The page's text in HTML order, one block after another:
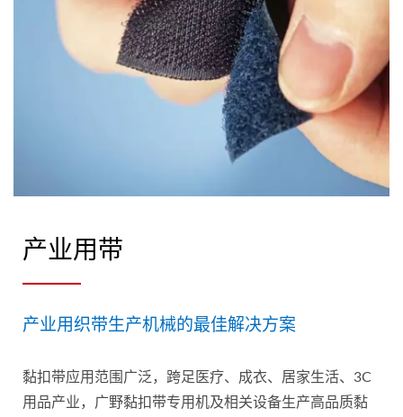
产业用带
产业用织带生产机械的最佳解决方案
黏扣带应用范围广泛，跨足医疗、成衣、居家生活、3C
用品产业，广野黏扣带专用机及相关设备生产高品质黏